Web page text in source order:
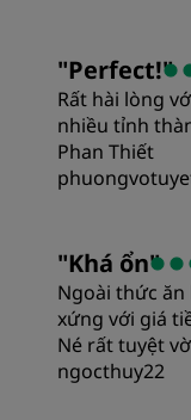
Giá trị
Giấc ngủ
Địa điểm
Sự sạch sẽ
"Perfect!"
Rất hài lòng
nhiều tỉnh
Phan Thiết
Giá trị
Giấc ngủ
"Khá ổn"
Ngoài thức
xứng với giá
Né rất tuyệt
ngocthuy22